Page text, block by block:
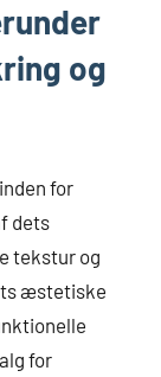
og
for
dets
tekstur og
æstetiske
for